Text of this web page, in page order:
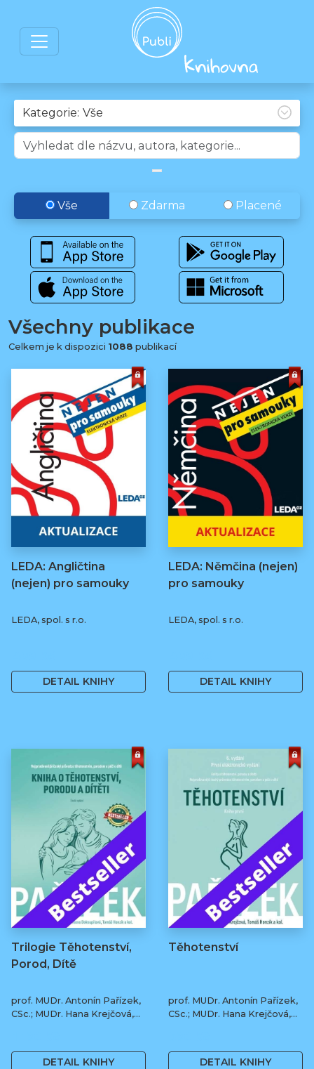
Kategorie:
Vše Zdarma Placené
Všechny publikace
Celkem je k dispozici 1088 publikací
LEDA: Angličtina
(nejen) pro samouky
LEDA, spol. s r.o.
DETAIL KNIHY
LEDA: Němčina (nejen)
pro samouky
LEDA, spol. s r.o.
DETAIL KNIHY
Trilogie Těhotenství,
Porod, Dítě
prof. MUDr. Antonín Pařízek,
CSc.; MUDr. Hana Krejčová,
Tomáš Honzík, Ph.D. a kol.
DETAIL KNIHY
Těhotenství
prof. MUDr. Antonín Pařízek,
CSc.; MUDr. Hana Krejčová,
DETAIL KNIHY